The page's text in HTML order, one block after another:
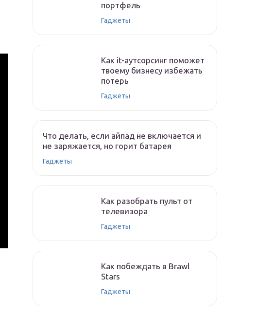
портфель
Гаджеты
Как it-аутсорсинг поможет
твоему бизнесу избежать
потерь
Гаджеты
Что делать, если айпад не включается и
не заряжается, но горит батарея
Гаджеты
Как разобрать пульт от
телевизора
Гаджеты
Как побеждать в Brawl
Stars
Гаджеты